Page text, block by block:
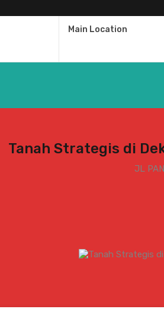
Main Location
Tanah Strategis di
JL